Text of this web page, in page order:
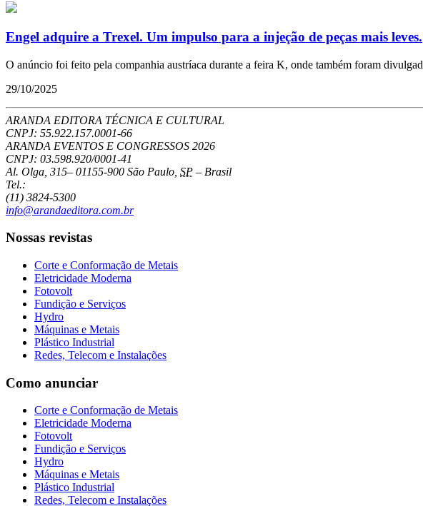
Engel adquire a Trexel. Um impulso para a injeção de peças mais leves.
O anúncio foi feito pela companhia austríaca durante a feira K, onde também foram
29/10/2025
ARANDA EDITORA TÉCNICA E CULTURAL
CNPJ: 55.922.157.0001-66
ARANDA EVENTOS E CONGRESSOS 2026
CNPJ: 03.598.920/0001-41
Al. Olga, 315– 01155-900 São Paulo SP – Brasil
Tel.:
(11) 3824-5300
info@arandaeditora.com.br
Nossas revistas
Corte e Conformação de Metais
Eletricidade Moderna
Fotovolt
Fundição e Serviços
Hydro
Máquinas e Metais
Plástico Industrial
Redes, Telecom e Instalações
Como anunciar
Corte e Conformação de Metais
Eletricidade Moderna
Fotovolt
Fundição e Serviços
Hydro
Máquinas e Metais
Plástico Industrial
Redes, Telecom e Instalações